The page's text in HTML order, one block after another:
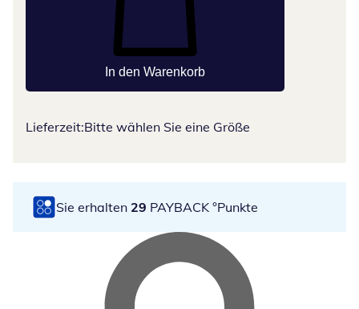
In den Warenkorb
Lieferzeit:Bitte wählen Sie eine Größe
Sie erhalten 29 PAYBACK °Punkte